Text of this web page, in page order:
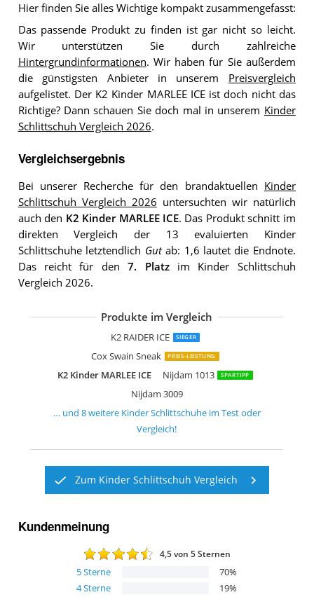
Hier finden Sie alles Wichtige kompakt zusammengefasst:
Das passende Produkt zu finden ist gar nicht so leicht.
Wir unterstützen Sie durch zahlreiche
Hintergrundinformationen. Wir haben für Sie außerdem
die günstigsten Anbieter in unserem Preisvergleich
aufgelistet. Der K2 Kinder MARLEE ICE ist doch nicht das
Richtige? Dann schauen Sie doch mal in unserem Kinder
Schlittschuh Vergleich 2026.
Vergleichsergebnis
Bei unserer Recherche für den brandaktuellen Kinder
Schlittschuh Vergleich 2026 untersuchten wir natürlich
auch den K2 Kinder MARLEE ICE. Das Produkt schnitt im
direkten Vergleich der 13 evaluierten Kinder
Schlittschuhe letztendlich Gutab: 1,6 lautet die Endnote.
Das reicht für den7. Platzim Kinder Schlittschuh
Vergleich 2026.
Produkte im Vergleich
K2 RAIDER ICE SIEGER
Cox Swain Sneak PREIS-LEISTUNG
K2 Kinder MARLEE ICE Nijdam 1013 SPARTIPP
Nijdam 3009
Roces okey Ice Girl
K2 Joker ICE
HUDORA rGo
Cox Swain PUSH
K2 Skate Raider Ice
K2 Juno Ice
Ultrasport Kinderschlittschuhe
… und 8weitere Kinder Schlittschuheim Test oder
Vergleich!
Zum Kinder Schlittschuh Vergleich
Kundenmeinung
4,5von 5 Sternen
5Sterne 70%
4Sterne 19%